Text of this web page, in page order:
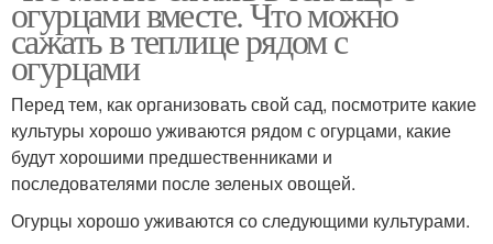
огурцами вместе. Что можно
сажать в теплице рядом с
огурцами
Перед тем, как организовать свой сад, посмотрите какие
культуры хорошо уживаются рядом с огурцами, какие
будут хорошими предшественниками и
последователями после зеленых овощей.
Огурцы хорошо уживаются со следующими культурами.